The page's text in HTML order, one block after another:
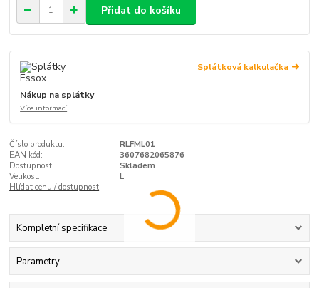
Přidat do košíku
Splátková kalkulačka
Nákup na splátky
Více informací
Číslo produktu:
RLFML01
EAN kód:
3607682065876
Dostupnost:
Skladem
Velikost:
L
Hlídat cenu / dostupnost
Kompletní specifikace
Parametry